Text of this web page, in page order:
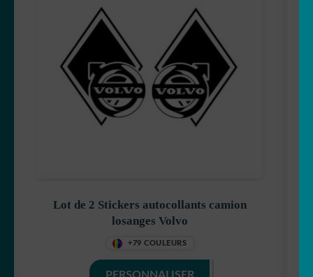
Lot de 2 Stickers autocollants camion
losanges Volvo
+79 COULEURS